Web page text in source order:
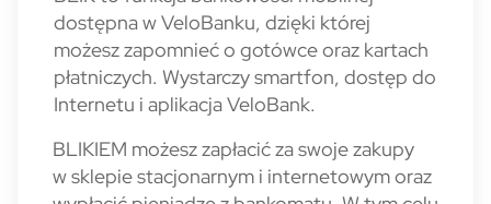
dostępna w VeloBanku, dzięki której
możesz zapomnieć o gotówce oraz kartach
płatniczych. Wystarczy smartfon, dostęp do
Internetu i aplikacja VeloBank.
BLIKIEM możesz zapłacić za swoje zakupy
w sklepie stacjonarnym i internetowym oraz